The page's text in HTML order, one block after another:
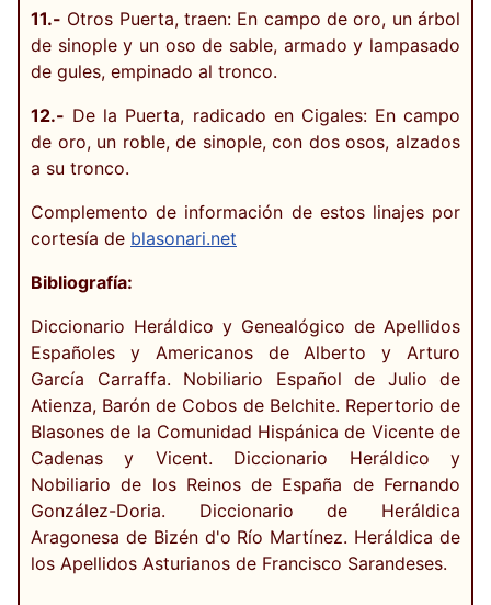
11.- Otros Puerta, traen: En campo de oro, un árbol
de sinople y un oso de sable, armado y lampasado
de gules, empinado al tronco.
12.- De la Puerta, radicado en Cigales: En campo
de oro, un roble, de sinople, con dos osos, alzados
a su tronco.
Complemento de información de estos linajes por
cortesía de blasonari.net
Bibliografía:
Diccionario Heráldico y Genealógico de Apellidos
Españoles y Americanos de Alberto y Arturo
García Carraffa. Nobiliario Español de Julio de
Atienza, Barón de Cobos de Belchite. Repertorio de
Blasones de la Comunidad Hispánica de Vicente de
Cadenas y Vicent. Diccionario Heráldico y
Nobiliario de los Reinos de España de Fernando
González-Doria. Diccionario de Heráldica
Aragonesa de Bizén d'o Río Martínez. Heráldica de
los Apellidos Asturianos de Francisco Sarandeses.